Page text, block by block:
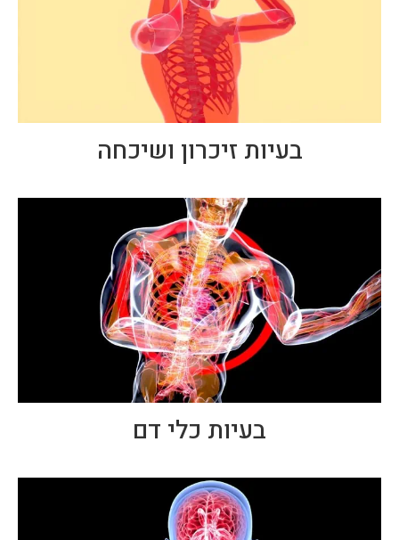
בעיות זיכרון ושיכחה
בעיות כלי דם